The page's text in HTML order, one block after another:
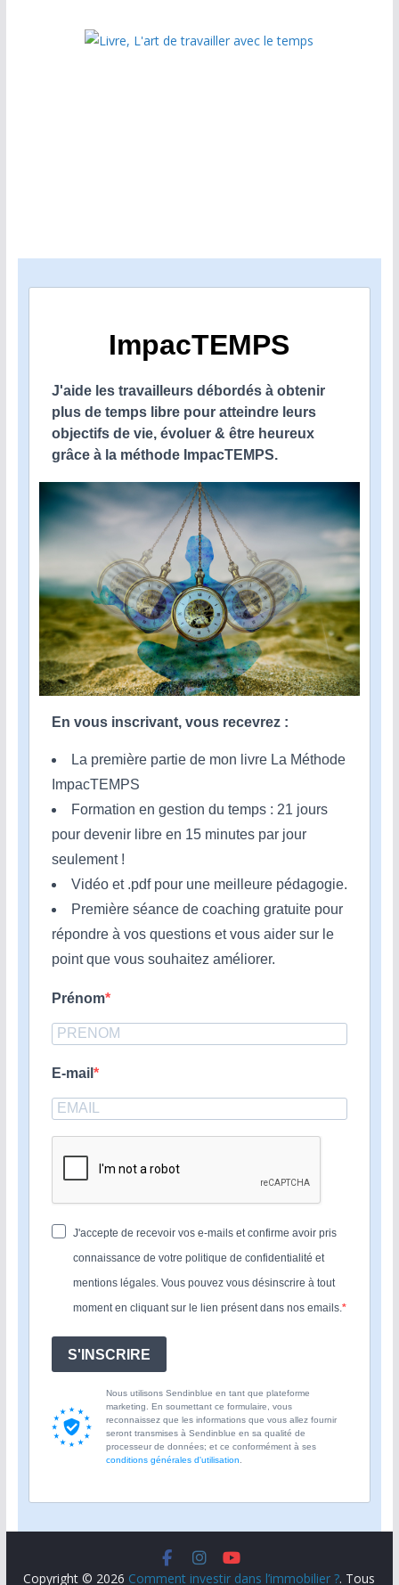
ImpacTEMPS
J'aide les travailleurs débordés à obtenir
plus de temps libre pour atteindre leurs
objectifs de vie, évoluer & être heureux
grâce à la méthode ImpacTEMPS.
En vous inscrivant, vous recevrez :
La première partie de mon livre La Méthode
ImpacTEMPS
Formation en gestion du temps : 21 jours
pour devenir libre en 15 minutes par jour
seulement !
Vidéo et .pdf pour une meilleure pédagogie.
Première séance de coaching gratuite pour
répondre à vos questions et vous aider sur le
point que vous souhaitez améliorer.
Prénom
E-mail
J'accepte de recevoir vos e-mails et confirme avoir pris
connaissance de votre politique de confidentialité et
mentions légales. Vous pouvez vous désinscrire à tout
moment en cliquant sur le lien présent dans nos emails.
S'INSCRIRE
Nous utilisons Sendinblue en tant que plateforme
marketing. En soumettant ce formulaire, vous
reconnaissez que les informations que vous allez fournir
seront transmises à Sendinblue en sa qualité de
processeur de données; et ce conformément à ses
conditions générales d'utilisation
Copyright © 2026 Comment investir dans l’immobilier ?. Tous